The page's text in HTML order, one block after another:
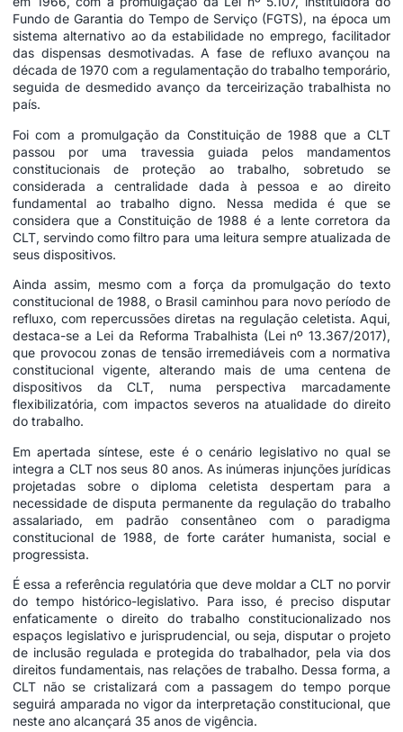
Fundo de Garantia do Tempo de Serviço (FGTS), na época um
sistema alternativo ao da estabilidade no emprego, facilitador
das dispensas desmotivadas. A fase de refluxo avançou na
década de 1970 com a regulamentação do trabalho temporário,
seguida de desmedido avanço da terceirização trabalhista no
país.
Foi com a promulgação da Constituição de 1988 que a CLT
passou por uma travessia guiada pelos mandamentos
constitucionais de proteção ao trabalho, sobretudo se
considerada a centralidade dada à pessoa e ao direito
fundamental ao trabalho digno. Nessa medida é que se
considera que a Constituição de 1988 é a lente corretora da
CLT, servindo como filtro para uma leitura sempre atualizada de
seus dispositivos.
Ainda assim, mesmo com a força da promulgação do texto
constitucional de 1988, o Brasil caminhou para novo período de
refluxo, com repercussões diretas na regulação celetista. Aqui,
destaca-se a Lei da Reforma Trabalhista (Lei nº 13.367/2017),
que provocou zonas de tensão irremediáveis com a normativa
constitucional vigente, alterando mais de uma centena de
dispositivos da CLT, numa perspectiva marcadamente
flexibilizatória, com impactos severos na atualidade do direito
do trabalho.
Em apertada síntese, este é o cenário legislativo no qual se
integra a CLT nos seus 80 anos. As inúmeras injunções jurídicas
projetadas sobre o diploma celetista despertam para a
necessidade de disputa permanente da regulação do trabalho
assalariado, em padrão consentâneo com o paradigma
constitucional de 1988, de forte caráter humanista, social e
progressista.
É essa a referência regulatória que deve moldar a CLT no porvir
do tempo histórico-legislativo. Para isso, é preciso disputar
enfaticamente o direito do trabalho constitucionalizado nos
espaços legislativo e jurisprudencial, ou seja, disputar o projeto
de inclusão regulada e protegida do trabalhador, pela via dos
direitos fundamentais, nas relações de trabalho. Dessa forma, a
CLT não se cristalizará com a passagem do tempo porque
seguirá amparada no vigor da interpretação constitucional, que
neste ano alcançará 35 anos de vigência.